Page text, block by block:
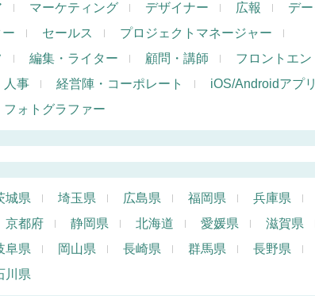
マーケティング デザイナー 広報
デ
セールス
プロジェクトマネージャー
編集・ライター 顧問・講師
フロントエ
人事 経営陣・コーポレート
iOS/Androidアプ
フォトグラファー
城県 埼玉県 広島県 福岡県 兵庫県
京都府 静岡県 北海道 愛媛県 滋賀県
阜県 岡山県 長崎県 群馬県 長野県
川県